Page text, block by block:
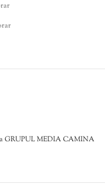
GRUPUL MEDIA CAMINA